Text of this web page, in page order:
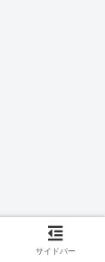
サイドバー